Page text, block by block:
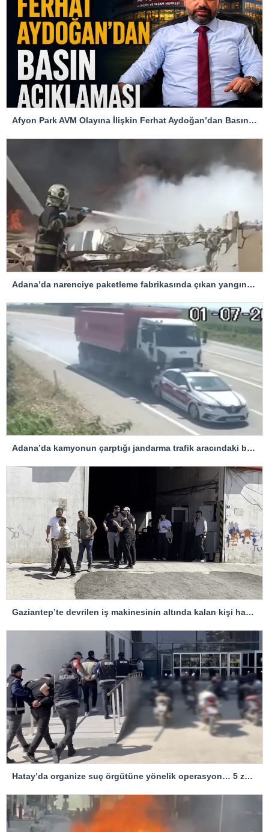
Afyon Park AVM Olayına İlişkin Ferhat Aydoğan’dan Basın Açıklaması
Adana’da narenciye paketleme fabrikasında çıkan yangın kontrol altına alındı
Adana’da kamyonun çarptığı jandarma trafik aracındaki bir personel yaralandı
Gaziantep’te devrilen iş makinesinin altında kalan kişi hayatını kaybetti
Hatay’da organize suç örgütüne yönelik operasyon… 5 zanlı tutuklandı